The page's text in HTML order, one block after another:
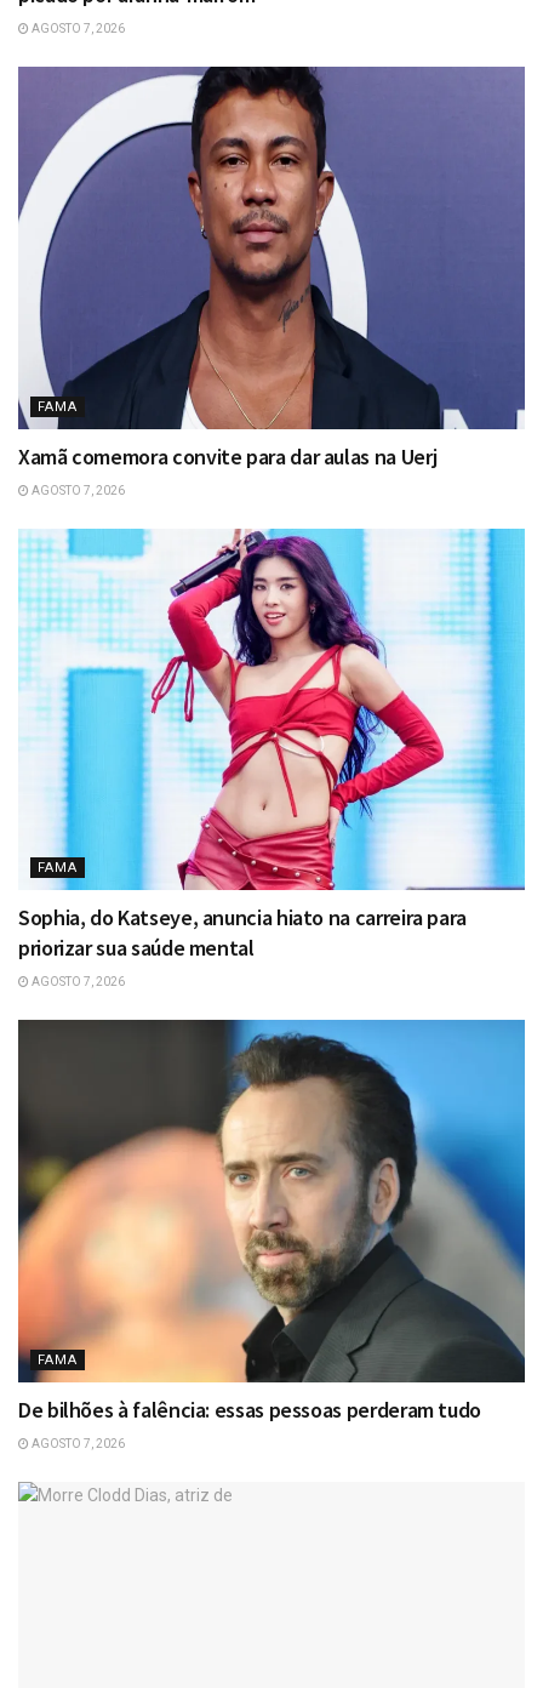
AGOSTO 7, 2026
FAMA
Xamã comemora convite para dar aulas na Uerj
AGOSTO 7, 2026
FAMA
Sophia, do Katseye, anuncia hiato na carreira para
priorizar sua saúde mental
AGOSTO 7, 2026
FAMA
De bilhões à falência: essas pessoas perderam tudo
AGOSTO 7, 2026